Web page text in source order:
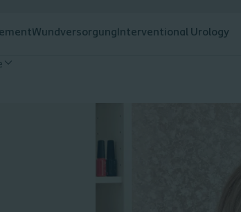
Wundversorgung Interventional Urology